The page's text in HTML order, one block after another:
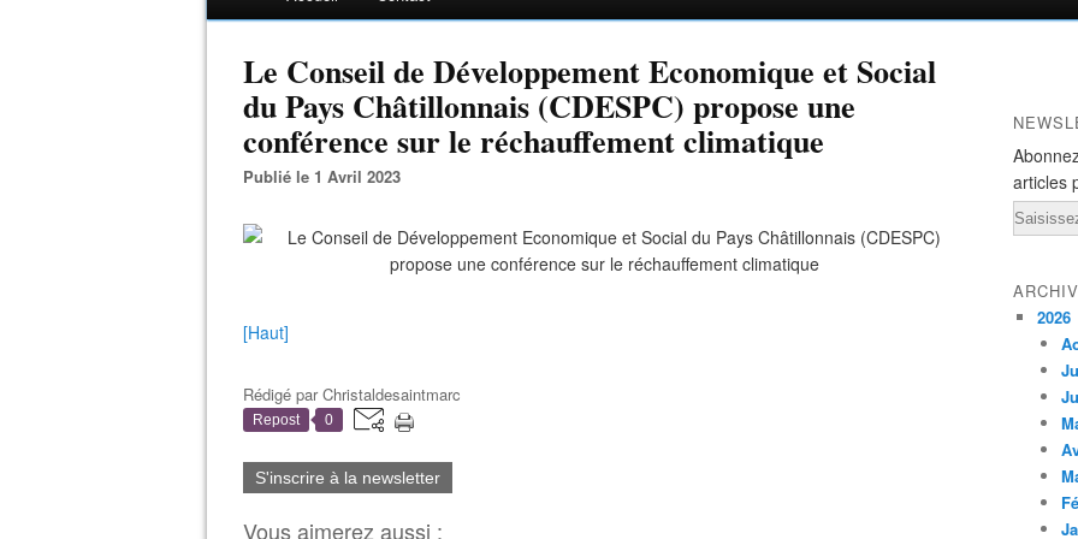
Le Conseil de Développement Economique et Social
du Pays Châtillonnais (CDESPC) propose une
conférence sur le réchauffement climatique
Publié le 1 Avril 2023
[Haut]
Rédigé parChristaldesaintmarc
Repost 0
S'inscrire à la newsletter
Vous aimerez aussi :
articles
Email
2026